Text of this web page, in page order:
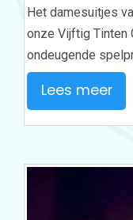
Het damesuitjes
onze Vijftig Tinten
ondeugende
Lees meer